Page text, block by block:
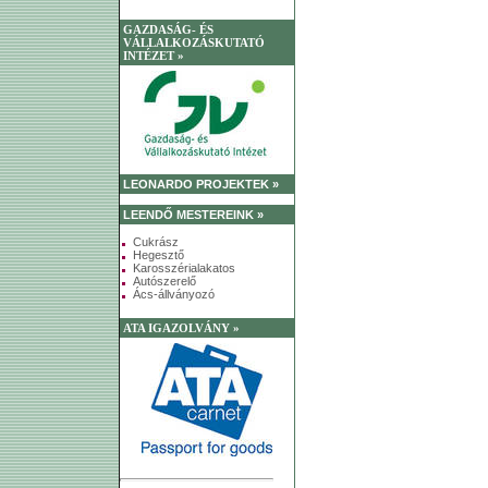
GAZDASÁG- ÉS
VÁLLALKOZÁSKUTATÓ
INTÉZET »
LEONARDO PROJEKTEK »
LEENDŐ MESTEREINK »
Cukrász
Hegesztő
Karosszérialakatos
Autószerelő
Ács-állványozó
ATA IGAZOLVÁNY »